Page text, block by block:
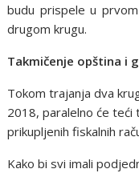
budu prispele u
drugom krugu.
Takmičenje opština i
Tokom trajanja dva
2018, paralelno će teći
prikupljenih fiskalnih
Kako bi svi imali